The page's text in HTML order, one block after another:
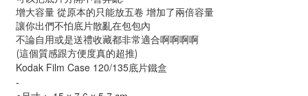
增大容量 從原本的只能放五卷 增加了兩倍容量
讓你出們不怕底片散亂在包包內
不論自用或是送禮收藏都非常適合啊啊啊啊
(這個質感跟方便度真的超推)
Kodak Film Case 120/135底片鐵盒
-